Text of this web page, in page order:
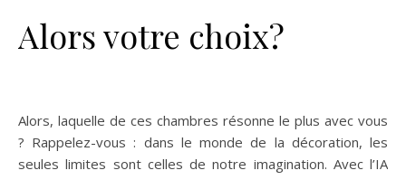
Alors votre choix?
Alors, laquelle de ces chambres résonne le plus avec vous
? Rappelez-vous : dans le monde de la décoration, les
seules limites sont celles de notre imagination. Avec l’IA